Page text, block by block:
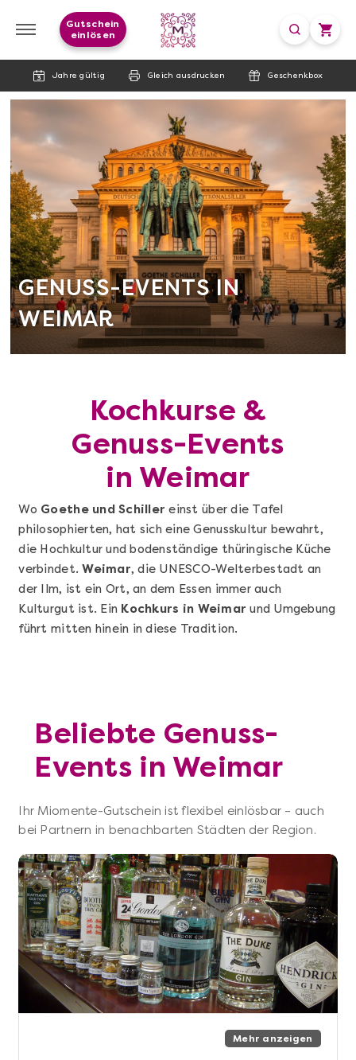
Jahre gültig Gleich ausdrucken Geschenkbox
Gutschein
einlösen
GENUSS-EVENTS IN
WEIMAR
Kochkurse &
Genuss-Events
in Weimar
Wo Goethe und Schiller einst über die Tafel
philosophierten, hat sich eine Genusskultur bewahrt,
die Hochkultur und bodenständige thüringische Küche
verbindet.Weimar, die UNESCO-Welterbestadt an
der Ilm, ist ein Ort, an dem Essen immer auch
Kulturgut ist. Ein Kochkurs in Weimar und Umgebung
führt mitten hinein in diese Tradition.
Beliebte Genuss-
Events in Weimar
Ihr Miomente-Gutschein ist flexibel einlösbar – auch
bei Partnern in benachbarten Städten der Region.
Mehr anzeigen